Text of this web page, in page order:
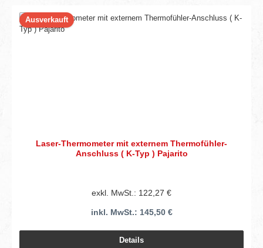
Ausverkauft
Laser-Thermometer mit externem Thermofühler-
Anschluss ( K-Typ ) Pajarito
exkl. MwSt.: 122,27 €
inkl. MwSt.: 145,50 €
Details